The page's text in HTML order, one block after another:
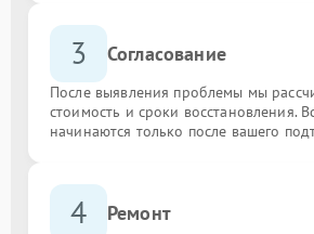
3 Согласование
После выявления проблемы мы
стоимость и сроки восстановления.
начинаются только после вашего
4 Ремонт